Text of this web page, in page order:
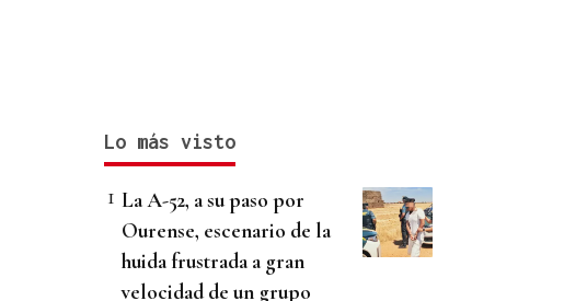
Lo más visto
La A-52, a su paso por
Ourense, escenario de la
huida frustrada a gran
velocidad de un grupo